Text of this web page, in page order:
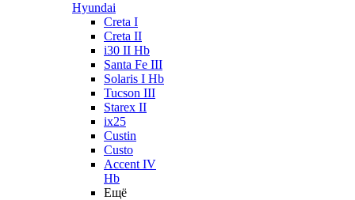
Hyundai
Creta I
Creta II
i30 II Hb
Santa Fe III
Solaris I Hb
Tucson III
Starex II
ix25
Custin
Custo
Accent IV
Hb
Ещё